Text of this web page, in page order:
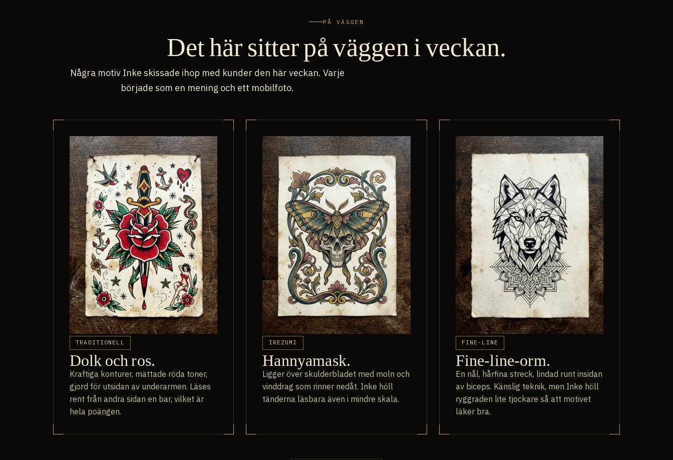
PÅ VÄGGEN
Det här sitter på väggen i veckan.
Några motiv Inke skissade ihop med kunder den här veckan. Varje
började som en mening och ett mobilfoto.
TRADITIONELL
Dolk och ros.
Kraftiga konturer, mättade röda toner,
gjord för utsidan av underarmen. Läses
rent från andra sidan en bar, vilket är
hela poängen.
IREZUMI
Hannyamask.
Ligger över skulderbladet med moln och
vinddrag som rinner nedåt. Inke höll
tänderna läsbara även i mindre skala.
FINE-LINE
Fine-line-orm.
En nål, hårfina streck, lindad runt insidan
av biceps. Känslig teknik, men Inke höll
ryggraden lite tjockare så att motivet
läker bra.